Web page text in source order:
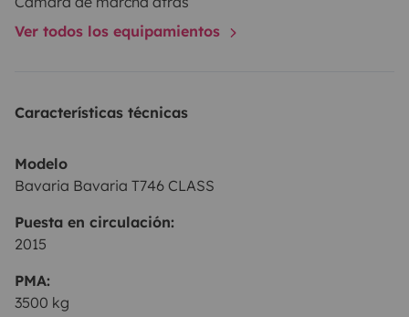
renseignement ou demande complémentaire.
Attention, les départs peuvent se faire de Moirans ou
Du lundi au vendredi, aucun départ ou retour ne sera
Au plaisir !
Geoffrey et Magalie
Ver todos los equipamientos
Características técnicas
Modelo
Bavaria Bavaria T746 CLASS
Puesta en circulación:
2015
PMA:
3500 kg